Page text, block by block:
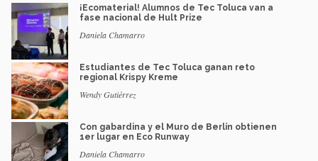
¡Ecomaterial! Alumnos de Tec Toluca van a
fase nacional de Hult Prize
Daniela Chamarro
Estudiantes de Tec Toluca ganan reto
regional Krispy Kreme
Wendy Gutiérrez
Con gabardina y el Muro de Berlín obtienen
1er lugar en Eco Runway
Daniela Chamarro